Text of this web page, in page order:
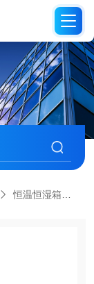
恒温恒湿箱